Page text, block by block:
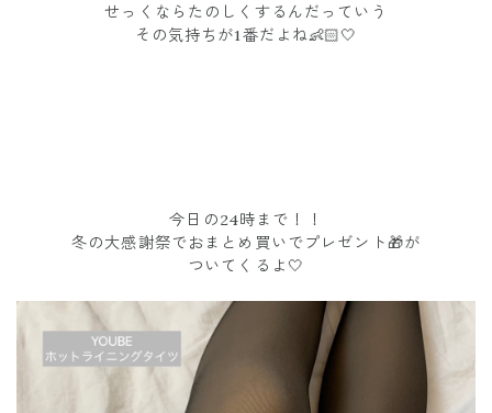
せっくならたのしくするんだっていう
その気持ちが1番だよね👶🏻🤍
今日の24時まで！！
冬の大感謝祭でおまとめ買いでプレゼント🎁が
ついてくるよ🤍